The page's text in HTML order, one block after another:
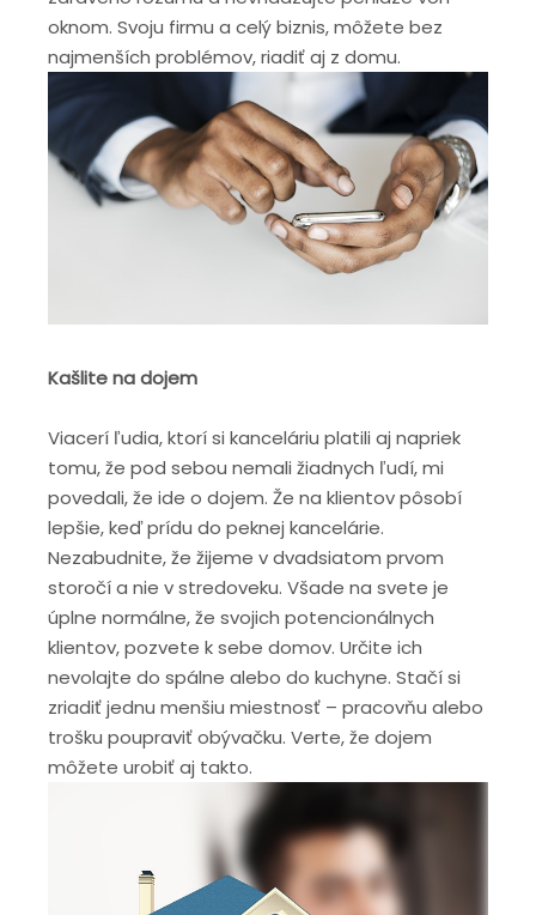
oknom. Svoju firmu a celý biznis, môžete bez
najmenších problémov, riadiť aj z domu.
Kašlite na dojem
Viacerí ľudia, ktorí si kanceláriu platili aj napriek
tomu, že pod sebou nemali žiadnych ľudí, mi
povedali, že ide o dojem. Že na klientov pôsobí
lepšie, keď prídu do peknej kancelárie.
Nezabudnite, že žijeme v dvadsiatom prvom
storočí a nie v stredoveku. Všade na svete je
úplne normálne, že svojich potencionálnych
klientov, pozvete k sebe domov. Určite ich
nevolajte do spálne alebo do kuchyne. Stačí si
zriadiť jednu menšiu miestnosť – pracovňu alebo
trošku poupraviť obývačku. Verte, že dojem
môžete urobiť aj takto.